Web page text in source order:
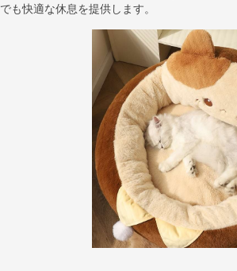
でも快適な休息を提供します。